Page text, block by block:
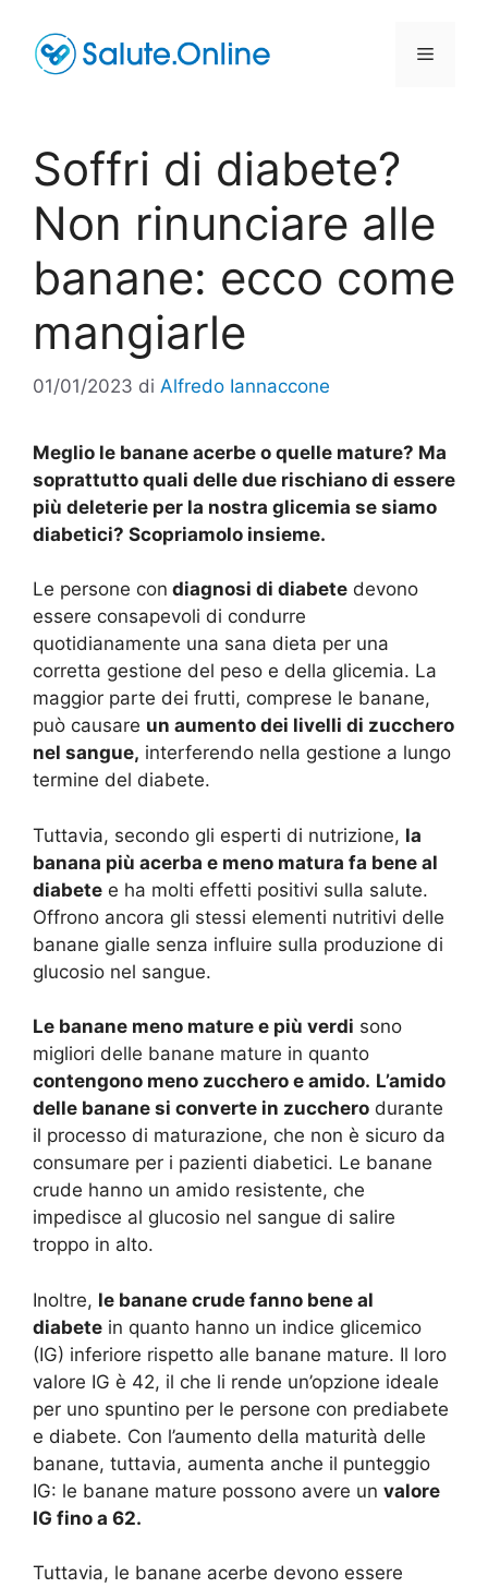
contenuto
Menu
Soffri di diabete?
Non rinunciare alle
banane: ecco come
mangiarle
01/01/2023 di Alfredo Iannaccone
Meglio le banane acerbe o quelle mature? Ma
soprattutto quali delle due rischiano di essere
più deleterie per la nostra glicemia se siamo
diabetici? Scopriamolo insieme.
Le persone con diagnosi di diabete devono
essere consapevoli di condurre
quotidianamente una sana dieta per una
corretta gestione del peso e della glicemia. La
maggior parte dei frutti, comprese le banane,
può causare un aumento dei livelli di zucchero
nel sangue, interferendo nella gestione a lungo
termine del diabete.
Tuttavia, secondo gli esperti di nutrizione, la
banana più acerba e meno matura fa bene al
diabete e ha molti effetti positivi sulla salute.
Offrono ancora gli stessi elementi nutritivi delle
banane gialle senza influire sulla produzione di
glucosio nel sangue.
Le banane meno mature e più verdi sono
migliori delle banane mature in quanto
contengono meno zucchero e amido. L’amido
delle banane si converte in zucchero durante
il processo di maturazione, che non è sicuro da
consumare per i pazienti diabetici. Le banane
crude hanno un amido resistente, che
impedisce al glucosio nel sangue di salire
troppo in alto.
Inoltre, le banane crude fanno bene al
diabete in quanto hanno un indice glicemico
(IG) inferiore rispetto alle banane mature. Il loro
valore IG è 42, il che li rende un’opzione ideale
per uno spuntino per le persone con prediabete
e diabete. Con l’aumento della maturità delle
banane, tuttavia, aumenta anche il punteggio
IG: le banane mature possono avere un valore
IG fino a 62.
Tuttavia, le banane acerbe devono essere